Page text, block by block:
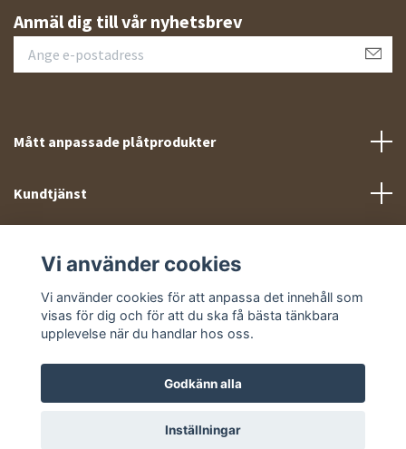
Anmäl dig till vår nyhetsbrev
Mått anpassade plåtprodukter
Kundtjänst
Sociala medier
© 2026 Takprofiler.se
Vi använder cookies
Vi använder cookies för att anpassa det innehåll som
visas för dig och för att du ska få bästa tänkbara
upplevelse när du handlar hos oss.
Godkänn alla
Inställningar